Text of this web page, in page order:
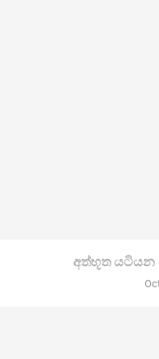
අත්භූත යටියන